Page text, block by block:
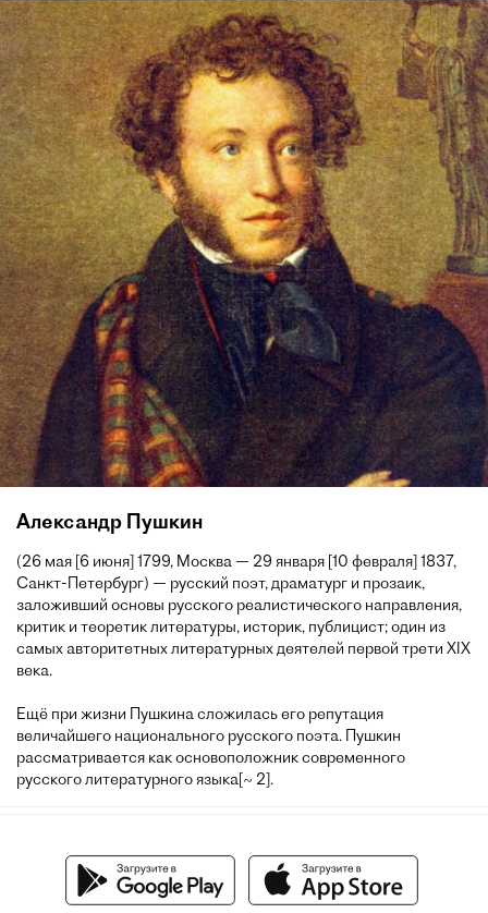
Александр Пушкин
(26 мая [6 июня] 1799, Москва — 29 января [10 февраля] 1837,
Санкт-Петербург) — русский поэт, драматург и прозаик,
заложивший основы русского реалистического направления,
критик и теоретик литературы, историк, публицист; один из
самых авторитетных литературных деятелей первой трети XIX
века.
Ещё при жизни Пушкина сложилась его репутация
величайшего национального русского поэта. Пушкин
рассматривается как основоположник современного
русского литературного языка[~ 2].